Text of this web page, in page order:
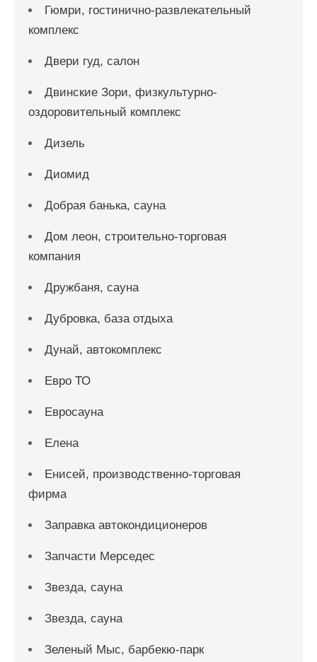
Гюмри, гостинично-развлекательный
комплекс
Двери гуд, салон
Двинские Зори, физкультурно-
оздоровительный комплекс
Дизель
Диомид
Добрая банька, сауна
Дом леон, строительно-торговая
компания
Дружбаня, сауна
Дубровка, база отдыха
Дунай, автокомплекс
Евро ТО
Евросауна
Елена
Енисей, производственно-торговая
фирма
Заправка автокондиционеров
Запчасти Мерседес
Звезда, сауна
Звезда, сауна
Зеленый Мыс, барбекю-парк